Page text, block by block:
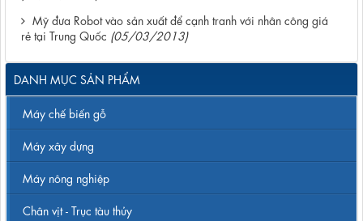
Mỹ đưa Robot vào sản xuất để cạnh tranh với nhân công giá
rẻ tại Trung Quốc (05/03/2013)
DANH MỤC SẢN PHẨM
Máy chế biến gỗ
Máy xây dựng
Máy nông nghiệp
Chân vịt - Trục tàu thủy